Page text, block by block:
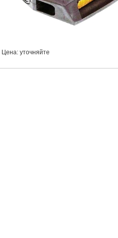
Цена: уточняйте